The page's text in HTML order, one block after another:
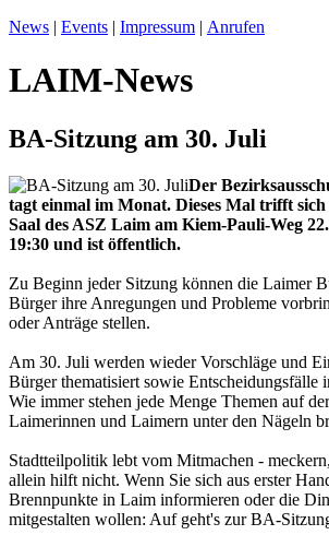
News | Events | Impressum | Anrufen
LAIM-News
BA-Sitzung am 30. Juli
Der
tagt einmal im Monat. Dieses Mal trifft
Saal des ASZ Laim am Kiem-Pauli-Weg
19:30 und ist öffentlich.
Zu Beginn jeder Sitzung können die Laimer
Bürger ihre Anregungen und Probleme
oder Anträge stellen.
Am 30. Juli werden wieder Vorschläge und
Bürger thematisiert sowie Entscheidungsfälle
Wie immer stehen jede Menge Themen auf
Laimerinnen und Laimern unter den Nägeln
Stadtteilpolitik lebt vom Mitmachen -
allein hilft nicht. Wenn Sie sich aus erster
Brennpunkte in Laim informieren oder die
mitgestalten wollen: Auf geht's zur BA-